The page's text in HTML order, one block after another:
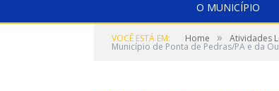
O MUNICÍPIO
VOCÊ ESTÁ EM: Home » Atividades
Município de Ponta de Pedras/PA e da